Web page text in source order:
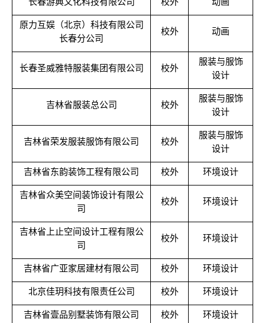
原力互娱（北京）科技有限公司
长春分公司
校外 动画
长春圣威雅特服装集团有限公司 校外
服装与服饰
设计
吉林省服装总公司 校外
服装与服饰
设计
吉林省荣发服装服饰有限公司 校外
服装与服饰
设计
吉林省东韵装饰工程有限公司 校外 环境设计
吉林省众美空间装饰设计有限公
司
校外 环境设计
吉林省上止空间设计工程有限公
司
校外 环境设计
吉林省广亚家居建材有限公司 校外 环境设计
北京佳玥科技有限责任公司 校外 环境设计
吉林省壹品别墅装饰有限公司 校外 环境设计